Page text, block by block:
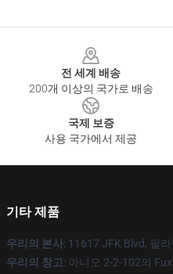
전 세계 배송
200개 이상의 국가로 배송
국제 보증
사용 국가에서 제공
기타 제품
우리의 본사: 11617 JFK Blvd, 필
우리의 창고: 아니오 2-2-102의